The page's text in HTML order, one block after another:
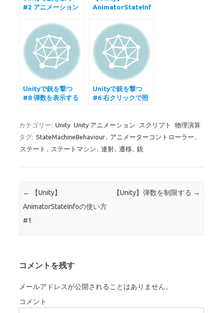
#2 アニメーション
AnimatorStateInf
Unityで銃を撃つ
#8 弾数を表示する
Unityで銃を撃つ
#6 右クリックで照
カテゴリー: Unity Unity アニメーション スクリプト
物理演算
タグ: StateMachineBehaviour, アニメーターコントローラー ,
ステート , ステートマシン , 連射, 遷移, 銃
投稿ナビゲーション
←
【Unity】
AnimatorStateInfoの使い方
#1
【Unity】弾数を制限する →
コメントを残す
メールアドレスが公開されることはありません。
コメント